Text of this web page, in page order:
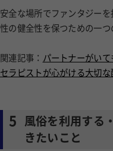
安全な場所でファンタジー
性の健全性を保つための一つ
関連記事： パートナーがい
セラピストが心がける大切な
5
風俗を利用する
きたいこと